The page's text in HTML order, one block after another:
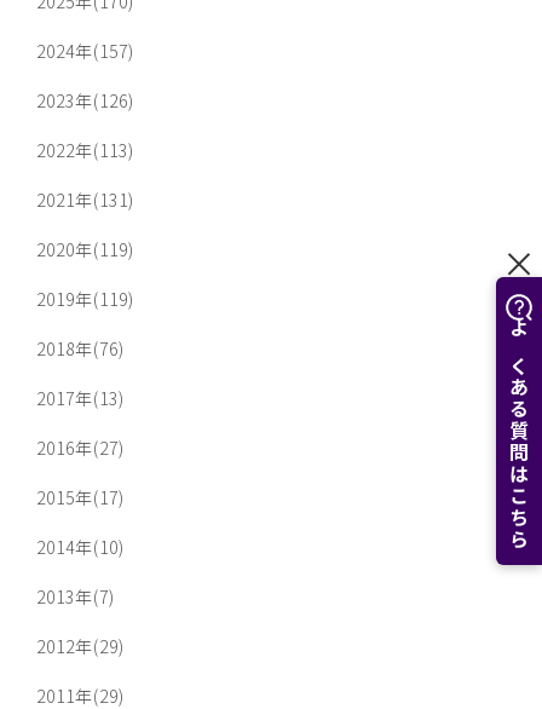
よくある質問はこちら
2024年(157)
2023年(126)
2022年(113)
2021年(131)
2020年(119)
2019年(119)
2018年(76)
2017年(13)
2016年(27)
2015年(17)
2014年(10)
2013年(7)
2012年(29)
2011年(29)